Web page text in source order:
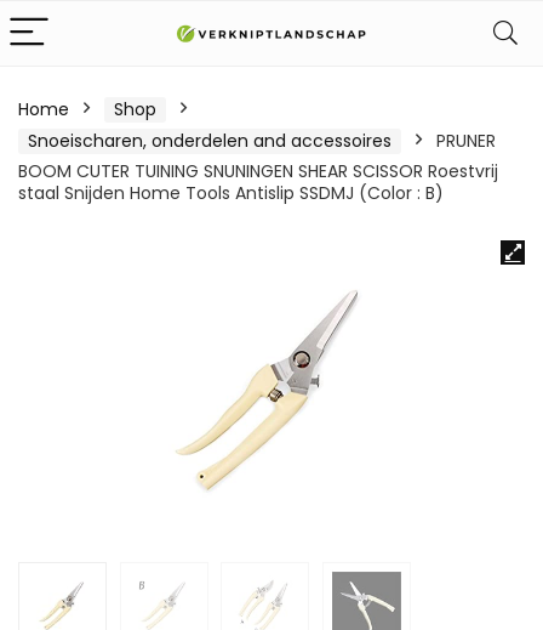
Home
Shop
Snoeischaren, onderdelen and accessoires
PRUNER
BOOM CUTER TUINING SNUNINGEN SHEAR SCISSOR Roestvrij
staal Snijden Home Tools Antislip SSDMJ (Color : B)